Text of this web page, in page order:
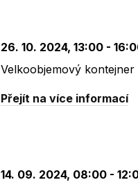
26. 10. 2024, 13:00 -
Velkoobjemový
Přejít na více informací
14. 09. 2024, 08:00 -